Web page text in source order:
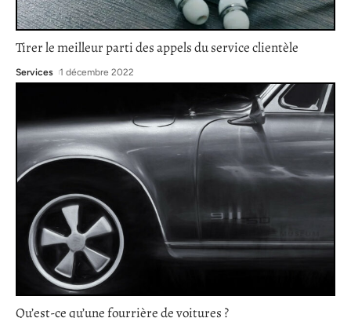
Tirer le meilleur parti des appels du service clientèle
Services 1 décembre 2022
Qu’est-ce qu’une fourrière de voitures ?